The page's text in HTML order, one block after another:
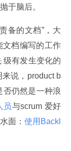
于脑后。
备的文档”，大
文档编写的工作
级有发生变化的
说，product b
否仍然是一种浪
员与scrum 爱好
面： 使用Backl